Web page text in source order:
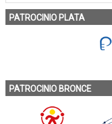
PATROCINIO PLATA
PATROCINIO BRONCE